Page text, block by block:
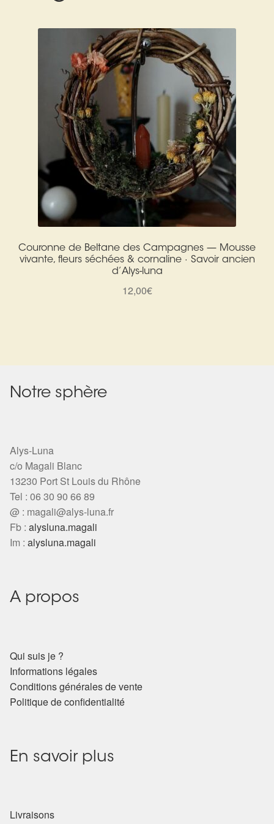
Nouveautés
Bracelets
Colliers
Pendentifs
Pierres
Harmonisation
Harmonisation de l’être
Sels de bain
Déco
Cadeaux de naissance
Ésotérisme : les pratiques spirituelles du monde invisible
Les pierres en détail
Test — Quelle Gardienne ?
Mon compte
Panier
Couronne de Beltane des Campagnes — Mousse
vivante, fleurs séchées & cornaline · Savoir ancien
d’Alys-luna
12,00€
Notre sphère
Alys-Luna
c/o Magali Blanc
13230 Port St Louis du Rhône
Tel : 06 30 90 66 89
@ : magali@alys-luna.fr
Fb : alysluna.magali
Im : alysluna.magali
A propos
Qui suis je ?
Informations légales
Conditions générales de vente
Politique de confidentialité
En savoir plus
Livraisons